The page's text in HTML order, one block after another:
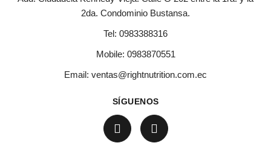
2da. Condominio Bustansa.
Tel: 0983388316
Mobile: 0983870551
Email: ventas@rightnutrition.com.ec
SÍGUENOS